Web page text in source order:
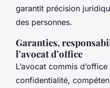
garantit précision
des personnes.
Garanties,
l’avocat d’office
L’avocat commis
confidentialité,